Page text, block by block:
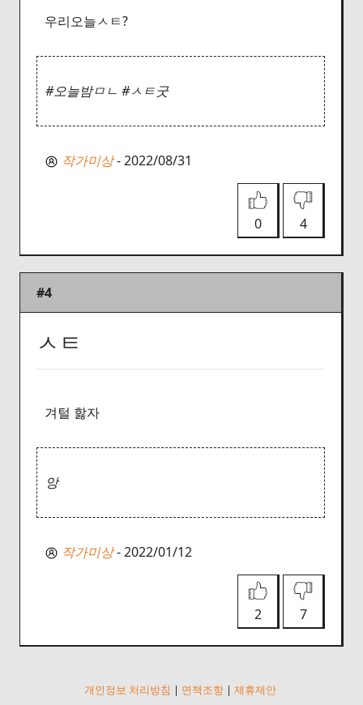
우리오늘ㅅㅌ?
#오늘밤ㅁㄴ #ㅅㅌ굿
작가미상- 2022/08/31
0 4
#4
ㅅㅌ
겨털 핧자
앙
작가미상- 2022/01/12
2 7
개인정보 처리방침 | 면책조항 | 제휴제안